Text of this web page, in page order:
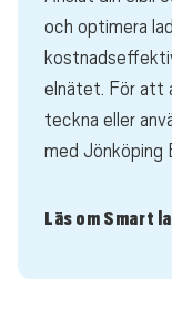
och optimera
elnätet. För att
teckna eller
med Jönköping
Läs om Smart